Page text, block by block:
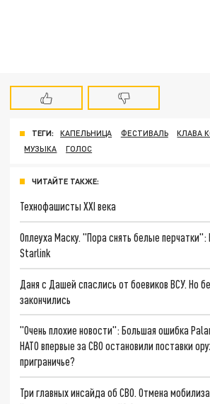
ТЕГИ: КАПЕЛЬНИЦА ФЕСТИВАЛЬ КЛАВА
МУЗЫКА
ГОЛОС
ЧИТАЙТЕ ТАКЖЕ:
Технофашисты XXI века
Оплеуха Маску. "Пора снять белые перчатки":
Starlink
Даня с Дашей спаслись от боевиков ВСУ. Но
закончились
"Очень плохие новости": Большая ошибка
НАТО впервые за СВО остановили поставки
приграничье?
Три главных инсайда об СВО. Отмена